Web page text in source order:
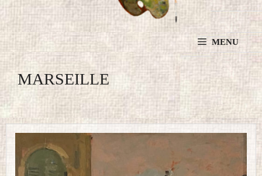
MENU
MARSEILLE